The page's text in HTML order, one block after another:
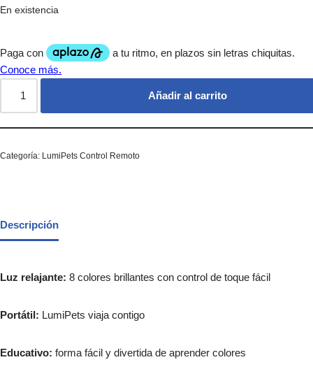
En existencia
Añadir al carrito
Categoría: LumiPets Control Remoto
Descripción
Luz relajante: 8 colores brillantes con control de toque fácil
Portátil: LumiPets viaja contigo
Educativo: forma fácil y divertida de aprender colores